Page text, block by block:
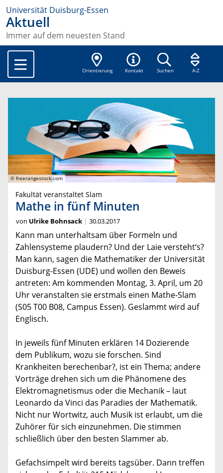
Universität Duisburg-Essen
Aktuell
Immer auf dem neuesten Stand
Orientierung Kontakt Suchen A-Z
© freerangestock.com
Fakultät veranstaltet Slam
Mathe in fünf Minuten
von Ulrike Bohnsack 30.03.2017
Kann man unterhaltsam über Formeln und
Zahlensysteme plaudern? Und der Laie versteht‘s?
Man kann, sagen die Mathematiker der Universität
Duisburg-Essen (UDE) und wollen den Beweis
antreten: Am kommenden Montag, 3. April, um 20
Uhr veranstalten sie erstmals einen Mathe-Slam
(S05 T00 B08, Campus Essen). Geslammt wird auf
Englisch.
In jeweils fünf Minuten erklären 14 Dozierende
dem Publikum, wozu sie forschen. Sind
Krankheiten berechenbar?, ist ein Thema; andere
Vorträge drehen sich um die Phänomene des
Elektromagnetismus oder die Mechanik – laut
Leonardo da Vinci das Paradies der Mathematik.
Nicht nur Wortwitz, auch Musik ist erlaubt, um die
Zuhörer für sich einzunehmen. Die stimmen
schließlich über den besten Slammer ab.
Gefachsimpelt wird bereits tagsüber. Dann treffen